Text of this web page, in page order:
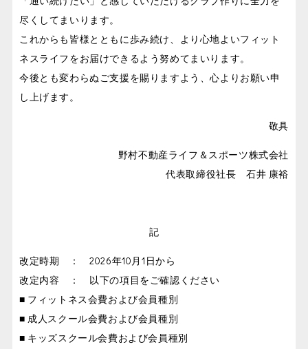
尽くしてまいります。
これからも皆様とともに歩み続け、より心地よいフィット
ネスライフをお届けできるよう努めてまいります。
今後とも変わらぬご支援を賜りますよう、心よりお願い申
し上げます。
敬具
野村不動産ライフ＆スポーツ株式会社
代表取締役社長 石井 康裕
記
改定時期 ： 2026年10月1日から
改定内容 ： 以下の項目をご確認ください
■ フィットネス会費および会員種別
■ 成人スクール会費および会員種別
■ キッズスクール会費および会員種別